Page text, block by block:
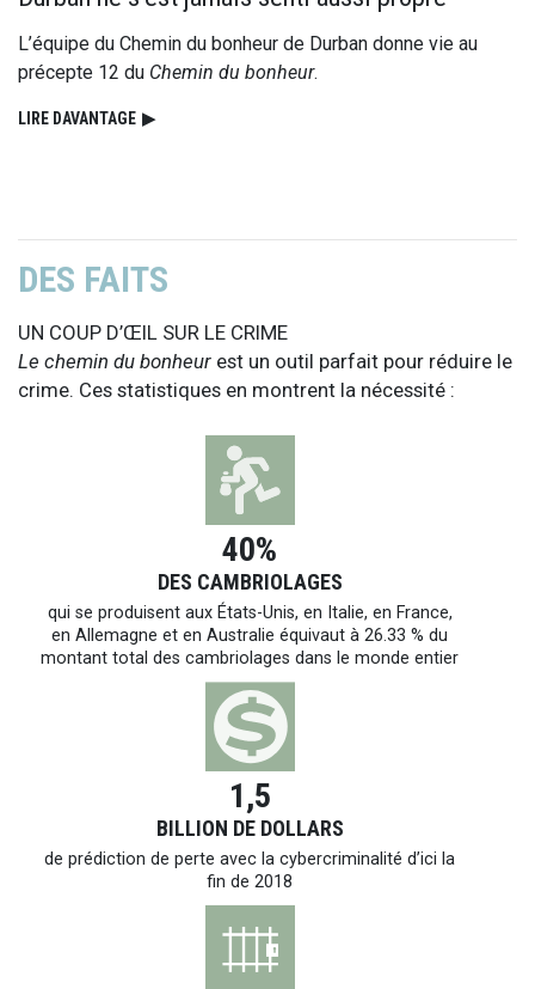
L’équipe du Chemin du bonheur de Durban donne vie au
précepte 12 du Chemin du bonheur.
LIRE DAVANTAGE ▶
DES FAITS
UN COUP D’ŒIL SUR LE CRIME
Le chemin du bonheur est un outil parfait pour réduire le
crime. Ces statistiques en montrent la nécessité :
40%
DES CAMBRIOLAGES
qui se produisent aux États-Unis, en Italie, en France,
en Allemagne et en Australie équivaut à 26.33 % du
montant total des cambriolages dans le monde entier
1,5
BILLION DE DOLLARS
de prédiction de perte avec la cybercriminalité d’ici la
fin de 2018